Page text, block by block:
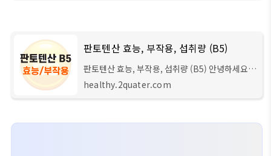
판토텐산 효능, 부작용, 섭취량 (B5)
판토텐산 효능, 부작용, 섭취량 (B5) 안녕하세요
헬스 큐레이터입니다. 이번시간에는 '판토텐산'이
라고도 부르는 비타민B5에 대해서 자세히 설명해
healthy.2quater.com